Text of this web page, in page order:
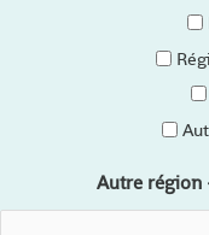
Autre région